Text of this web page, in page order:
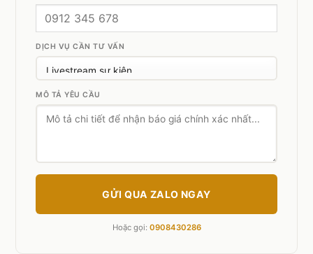
DỊCH VỤ CẦN TƯ VẤN
MÔ TẢ YÊU CẦU
GỬI QUA ZALO NGAY
Hoặc gọi: 0908430286